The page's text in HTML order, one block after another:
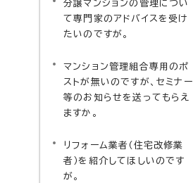
分譲マンションの管理につい
て専門家のアドバイスを受け
たいのですが。
マンション管理組合専用のポ
ストが無いのですが、セミナー
等のお知らせを送ってもらえ
ますか。
リフォーム業者（住宅改修業
者）を紹介してほしいのです
が。